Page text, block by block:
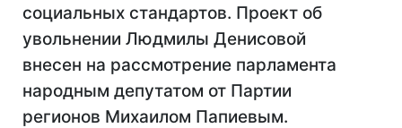
социальных стандартов. Проект об
увольнении Людмилы Денисовой
внесен на рассмотрение парламента
народным депутатом от Партии
регионов Михаилом Папиевым.